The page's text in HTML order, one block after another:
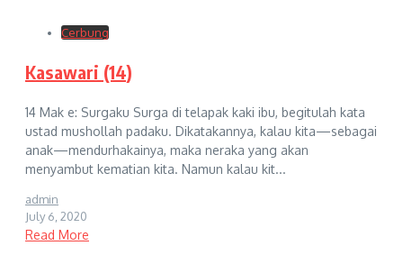
Cerbung
Kasawari (14)
14 Mak e: Surgaku Surga di telapak kaki ibu, begitulah kata
ustad mushollah padaku. Dikatakannya, kalau kita—sebagai
anak—mendurhakainya, maka neraka yang akan
menyambut kematian kita. Namun kalau kit...
admin
July 6, 2020
Read More